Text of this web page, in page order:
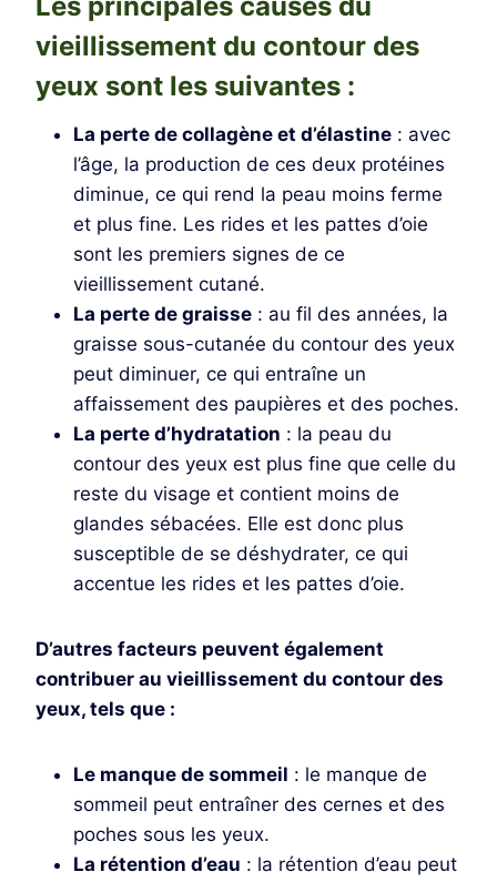
vieillissement du contour des
yeux sont les suivantes :
La perte de collagène et d’élastine : avec
l’âge, la production de ces deux protéines
diminue, ce qui rend la peau moins ferme
et plus fine. Les rides et les pattes d’oie
sont les premiers signes de ce
vieillissement cutané.
La perte de graisse : au fil des années, la
graisse sous-cutanée du contour des yeux
peut diminuer, ce qui entraîne un
affaissement des paupières et des poches.
La perte d’hydratation : la peau du
contour des yeux est plus fine que celle du
reste du visage et contient moins de
glandes sébacées. Elle est donc plus
susceptible de se déshydrater, ce qui
accentue les rides et les pattes d’oie.
D’autres facteurs peuvent également
contribuer au vieillissement du contour des
yeux, tels que :
Le manque de sommeil : le manque de
sommeil peut entraîner des cernes et des
poches sous les yeux.
La rétention d’eau : la rétention d’eau peut